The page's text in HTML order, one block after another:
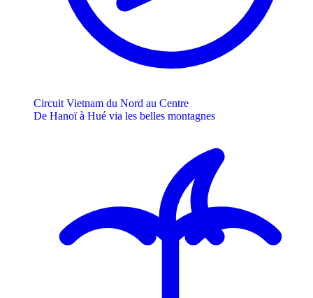
Circuit Vietnam du Nord au Centre
De Hanoï à Hué via les belles montagnes